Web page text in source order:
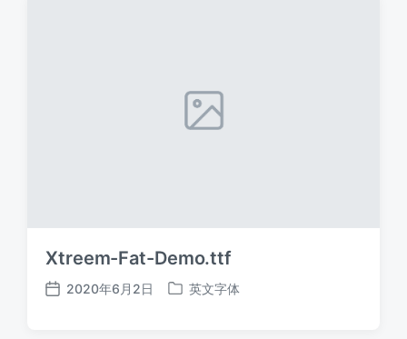
Xtreem-Fat-Demo.ttf
发
2020年6月2日
发
英文字体